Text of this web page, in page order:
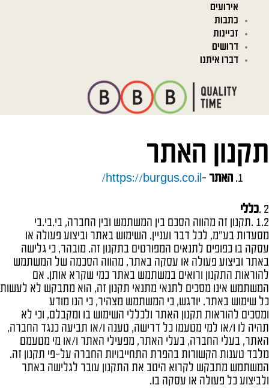
אירועים
כתבות
זכיינות
דרושים
דברו איתנו
תקנון האתר
האתר–
https://burgus.co.il/
2 . כללי
1.2 .תקנון זה מהווה הסכם בין המשתמש ובין החברה, בי.בי.בי
מסעדות בע"מ, לכל דבר ועניין. השימוש באתר וביצוע פעולה או
עסקה בו כפופים לתנאים המפורטים בתקנון זה. מובהר, כי גלישה
באתר וביצוע פעולה או עסקה באתר, מהווה הסכמה של המשתמש
להוראות התקנון ורואים במשתמש באתר כמי שקרא אותן. אם
המשתמש אינו מסכים לתנאי מתנאי תקנון זה, הוא מתבקש לא לעשות
כל שימוש באתר. יודגש, כי המשתמש מצהיר, כי הנו מודע
ומסכים להוראות תקנון האתר ולכללי השימוש בו ומקבלם, וכי לא
תהיה לו ו/או למי מטעמו כל דרישה, טענה ו/או תביעה כנגד החברה,
האתר, בעלי החברה, בעלי האתר, מפעילי האתר ו/או מי מטעמם
מלבד טענות הקשורות בהפרת התחייבויות החברה על-פי תקנון זה.
המשתמש מתבקש לקרוא היטב את התקנון עובר לגלישה באתר
ולביצוע כל פעולה או עסקה בו.